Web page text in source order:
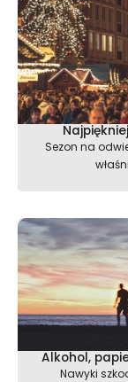
Sezon na
Alkohol,
Nawyki